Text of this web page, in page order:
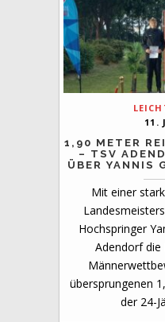
11.
1,90 METER
– TSV
ÜBER YANNIS
Mit einer
Hochspringer
Adendorf die
übersprungenen
der 24-